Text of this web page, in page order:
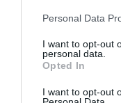
Personal Data
I want to opt-out
personal data.
Opted In
I want to opt-out
εκείνα τα σταθερά
δεν είναι,
κάποιον τρόπο
Η σειρά